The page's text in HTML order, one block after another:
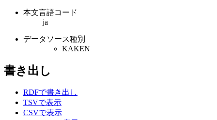
本文言語コード
ja
データソース種別
KAKEN
書き出し
RDFで書き出し
TSVで表示
CSVで表示